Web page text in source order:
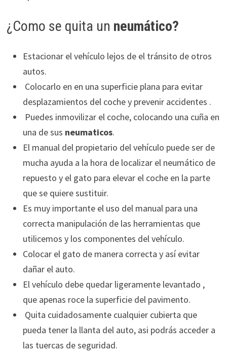
¿Como se quita un neumático?
Estacionar el vehículo lejos de el tránsito de otros
autos.
Colocarlo en en una superficie plana para evitar
desplazamientos del coche y prevenir accidentes .
Puedes inmovilizar el coche, colocando una cuña en
una de sus neumaticos.
El manual del propietario del vehículo puede ser de
mucha ayuda a la hora de localizar el neumático de
repuesto y el gato para elevar el coche en la parte
que se quiere sustituir.
Es muy importante el uso del manual para una
correcta manipulación de las herramientas que
utilicemos y los componentes del vehículo.
Colocar el gato de manera correcta y así evitar
dañar el auto.
El vehículo debe quedar ligeramente levantado ,
que apenas roce la superficie del pavimento.
Quita cuidadosamente cualquier cubierta que
pueda tener la llanta del auto, asi podrás acceder a
las tuercas de seguridad.